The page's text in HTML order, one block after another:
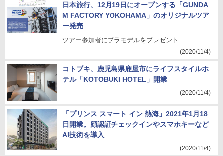
日本旅行、12月19日にオープンする「GUNDA
M FACTORY YOKOHAMA」のオリジナルツア
ー発売
ツアー参加者にプラモデルをプレゼント
(2020/11/4)
コトブキ、鹿児島県鹿屋市にライフスタイルホ
テル「KOTOBUKI HOTEL」開業
(2020/11/4)
「プリンス スマート イン 熱海」2021年1月18
日開業。顔認証チェックインやスマホキーなど
AI技術を導入
(2020/11/4)